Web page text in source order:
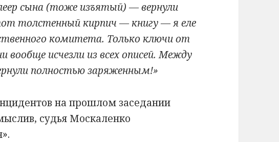
сына (тоже изъятый) — вернули
толстенный кирпич — книгу — я еле
комитета. Только ключи от
вообще исчезли из всех описей. Между
полностью заряженным!»
на прошлом заседании
судья Москаленко